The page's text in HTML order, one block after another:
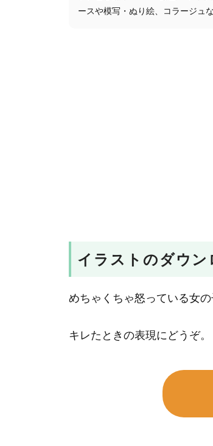
ースや模写・ぬり絵、コラージュ
イラストのダウン
めちゃくちゃ怒っている女の
キレたときの表現にどうぞ。